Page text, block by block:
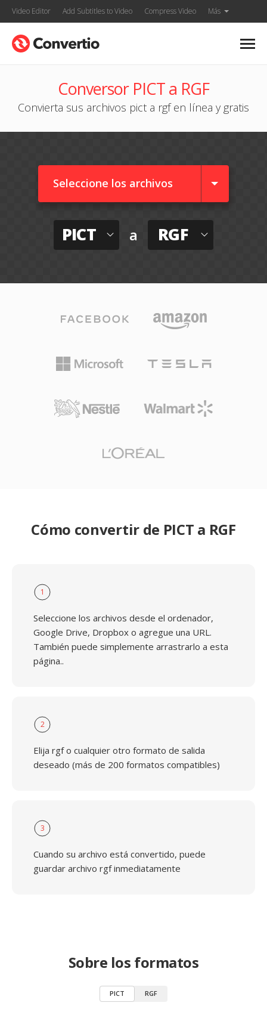
Video Editor Add Subtitles to Video Compress Video Más
Conversor PICT a RGF
Convierta sus archivos pict a rgf en línea y gratis
Seleccione los archivos
PICT a RGF
Cómo convertir de PICT a RGF
1
Seleccione los archivos desde el ordenador,
Google Drive, Dropbox o agregue una URL.
También puede simplemente arrastrarlo a esta
página..
2
Elija rgf o cualquier otro formato de salida
deseado (más de 200 formatos compatibles)
3
Cuando su archivo está convertido, puede
guardar archivo rgf inmediatamente
Sobre los formatos
PICT RGF